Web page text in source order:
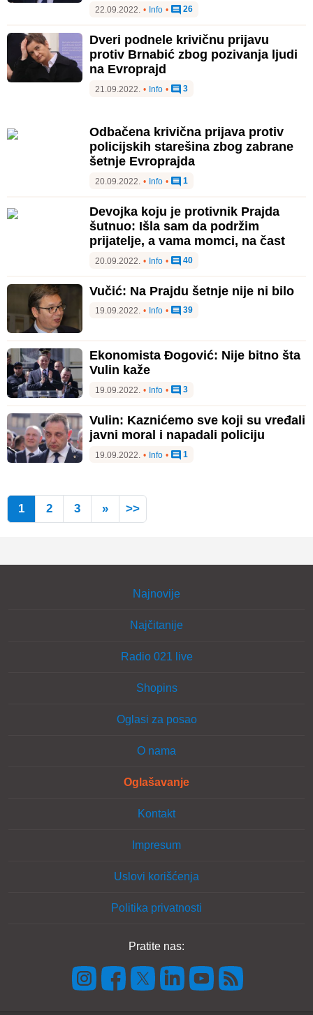
22.09.2022. • Info • 26
Dveri podnele krivičnu prijavu
protiv Brnabić zbog pozivanja ljudi
na Evroprajd
21.09.2022. • Info • 3
Odbačena krivična prijava protiv
policijskih starešina zbog zabrane
šetnje Evroprajda
20.09.2022. • Info • 1
Devojka koju je protivnik Prajda
šutnuo: Išla sam da podržim
prijatelje, a vama momci, na čast
20.09.2022. • Info • 40
Vučić: Na Prajdu šetnje nije ni bilo
19.09.2022. • Info • 39
Ekonomista Đogović: Nije bitno šta
Vulin kaže
19.09.2022. • Info • 3
Vulin: Kaznićemo sve koji su vređali
javni moral i napadali policiju
19.09.2022. • Info • 1
1 2 3 » >>
Najnovije
Najčitanije
Radio 021 live
Shopins
Oglasi za posao
O nama
Oglašavanje
Kontakt
Impresum
Uslovi korišćenja
Politika privatnosti
Pratite nas: